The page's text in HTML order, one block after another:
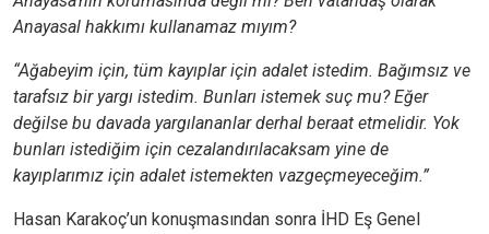
Anayasal hakkımı kullanamaz mıyım?
“Ağabeyim için, tüm kayıplar için adalet istedim. Bağımsız ve
tarafsız bir yargı istedim. Bunları istemek suç mu? Eğer
değilse bu davada yargılananlar derhal beraat etmelidir. Yok
bunları istediğim için cezalandırılacaksam yine de
kayıplarımız için adalet istemekten vazgeçmeyeceğim.”
Hasan Karakoç’un konuşmasından sonra İHD Eş Genel